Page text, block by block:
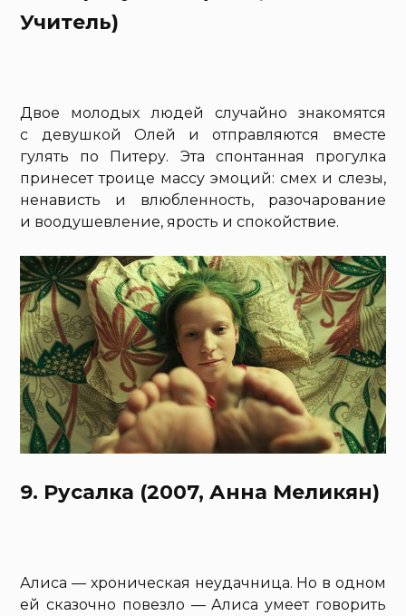
Учитель)
Двое молодых людей случайно знакомятся
с девушкой Олей и отправляются вместе
гулять по Питеру. Эта спонтанная прогулка
принесет троице массу эмоций: смех и слезы,
ненависть и влюбленность, разочарование
и воодушевление, ярость и спокойствие.
9. Русалка (2007, Анна Меликян)
Алиса — хроническая неудачница. Но в одном
ей сказочно повезло — Алиса умеет говорить